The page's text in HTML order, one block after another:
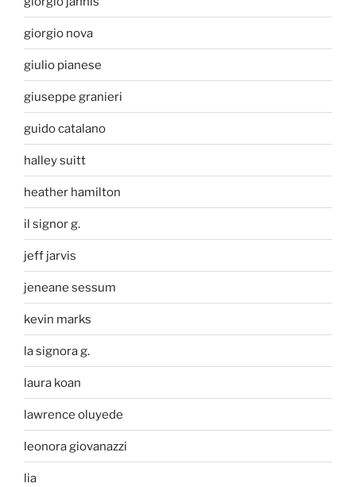
giorgio nova
giulio pianese
giuseppe granieri
guido catalano
halley suitt
heather hamilton
il signor g.
jeff jarvis
jeneane sessum
kevin marks
la signora g.
laura koan
lawrence oluyede
leonora giovanazzi
lia